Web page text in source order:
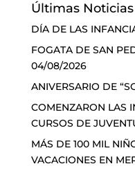
Últimas Noticias
DÍA DE LAS
FOGATA DE SAN
04/08/2026
ANIVERSARIO DE
COMENZARON LAS
CURSOS DE
MÁS DE 100 MIL
VACACIONES EN